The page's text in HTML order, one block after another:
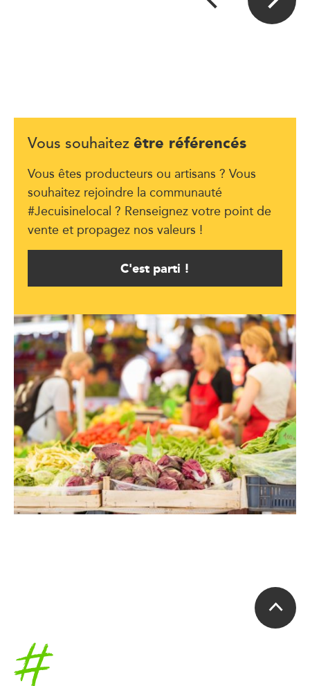
Vous souhaitez être référencés
Vous êtes producteurs ou artisans ? Vous
souhaitez rejoindre la communauté
#Jecuisinelocal ? Renseignez votre point de
vente et propagez nos valeurs !
C'est parti !
Accueil